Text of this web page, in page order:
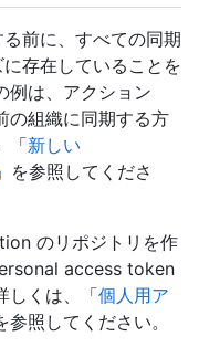
前に、すべての同期
存在していることを
例は、アクション
の組織に同期する方
「新しい
」を参照してくださ
のリポジトリを作
access token
しくは、「個人用ア
参照してください。